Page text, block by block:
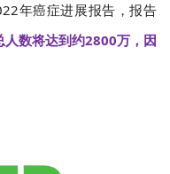
年癌症进展报告，报告
数将达到约2800万，因